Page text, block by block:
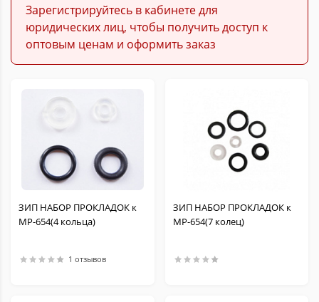
Зарегистрируйтесь в кабинете для
юридических лиц, чтобы получить доступ к
оптовым ценам и оформить заказ
ЗИП НАБОР ПРОКЛАДОК к
МР-654(4 кольца)
1 отзывов
ЗИП НАБОР ПРОКЛАДОК к
МР-654(7 колец)